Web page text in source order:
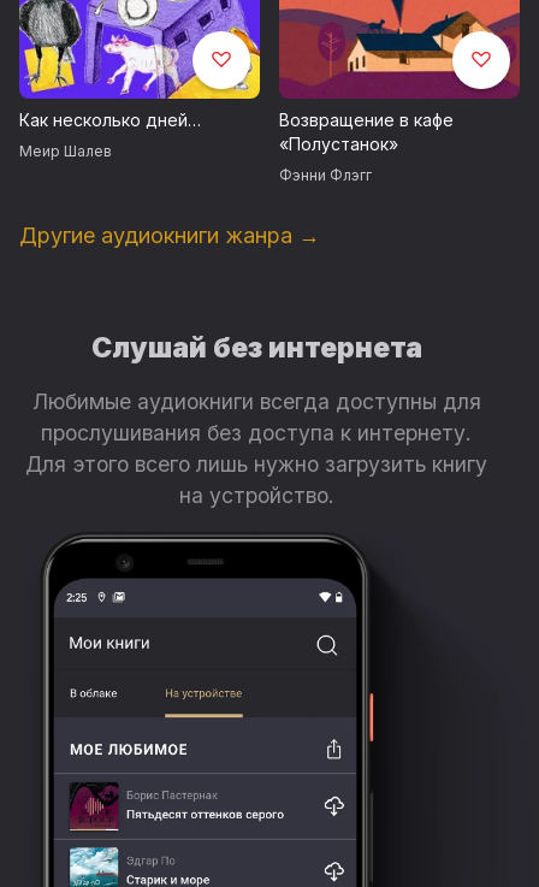
нити повествования превращаются в натянутые струны,
вы то лихорадочно листаете страницы, то испытываете
настоятельную необходимость притормозить и
вчитаться». The New York Times Book Review
«Персонажи романа Руссо встают перед нами как
живые… Крепкий коктейль из драмы, комедии и
наболевших вопросов». The Washington Post
© Richard Russo, 2001
© Елена Полецкая, перевод, 2018
© Андрей Бондаренко, оформление, 2018
© ООО «Издательский Дом Фантом Пресс», издание, 2018
Запись произведена продюсерским центром «Вимбо»
©&℗ Продюсерский центр “Вимбо”, 2019
Продюсеры: Вадим Бух, Михаил Литваков
Как несколько дней…
Меир Шалев
Возвращение в кафе
«Полустанок»
Фэнни Флэгг
Другие аудиокниги жанра →
Слушай без интернета
Любимые аудиокниги всегда доступны для
прослушивания без доступа к интернету.
Для этого всего лишь нужно загрузить книгу
на устройство.